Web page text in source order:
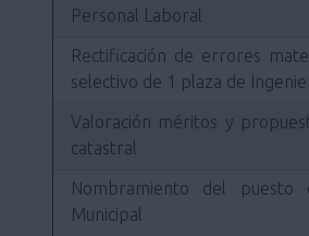
Personal Laboral
Rectificación de errores
selectivo de 1 plaza de
Valoración méritos y
catastral
Nombramiento del puesto
Municipal